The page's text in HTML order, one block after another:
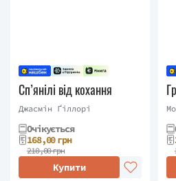
Сп’янілі від кохання
Джасмін Ґіллорі
Очікується
168,00 грн
210,00 грн
Купити